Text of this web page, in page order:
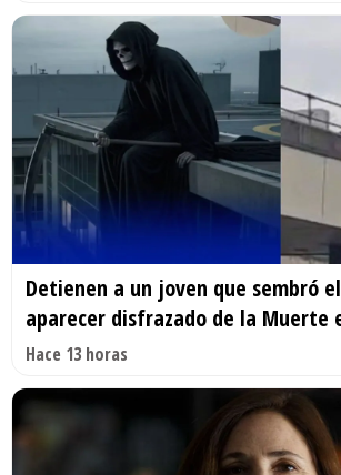
Detienen a un joven que sembró
aparecer disfrazado de la Muerte
Hace 13 horas